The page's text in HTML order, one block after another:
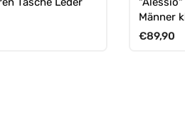
Männer
Normaler
€89,90